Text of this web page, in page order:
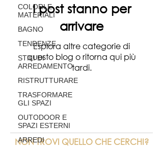
COLORI E
MATERIALI
BAGNO
TENDENZE
STILI DI
ARREDAMENTO
RISTRUTTURARE
TRASFORMARE
GLI SPAZI
OUTODOOR E
SPAZI ESTERNI
ARREDI
I post stanno per
arrivare
Esplora altre categorie di
questo blog o ritorna qui più
tardi.
NON TROVI QUELLO CHE CERCHI?